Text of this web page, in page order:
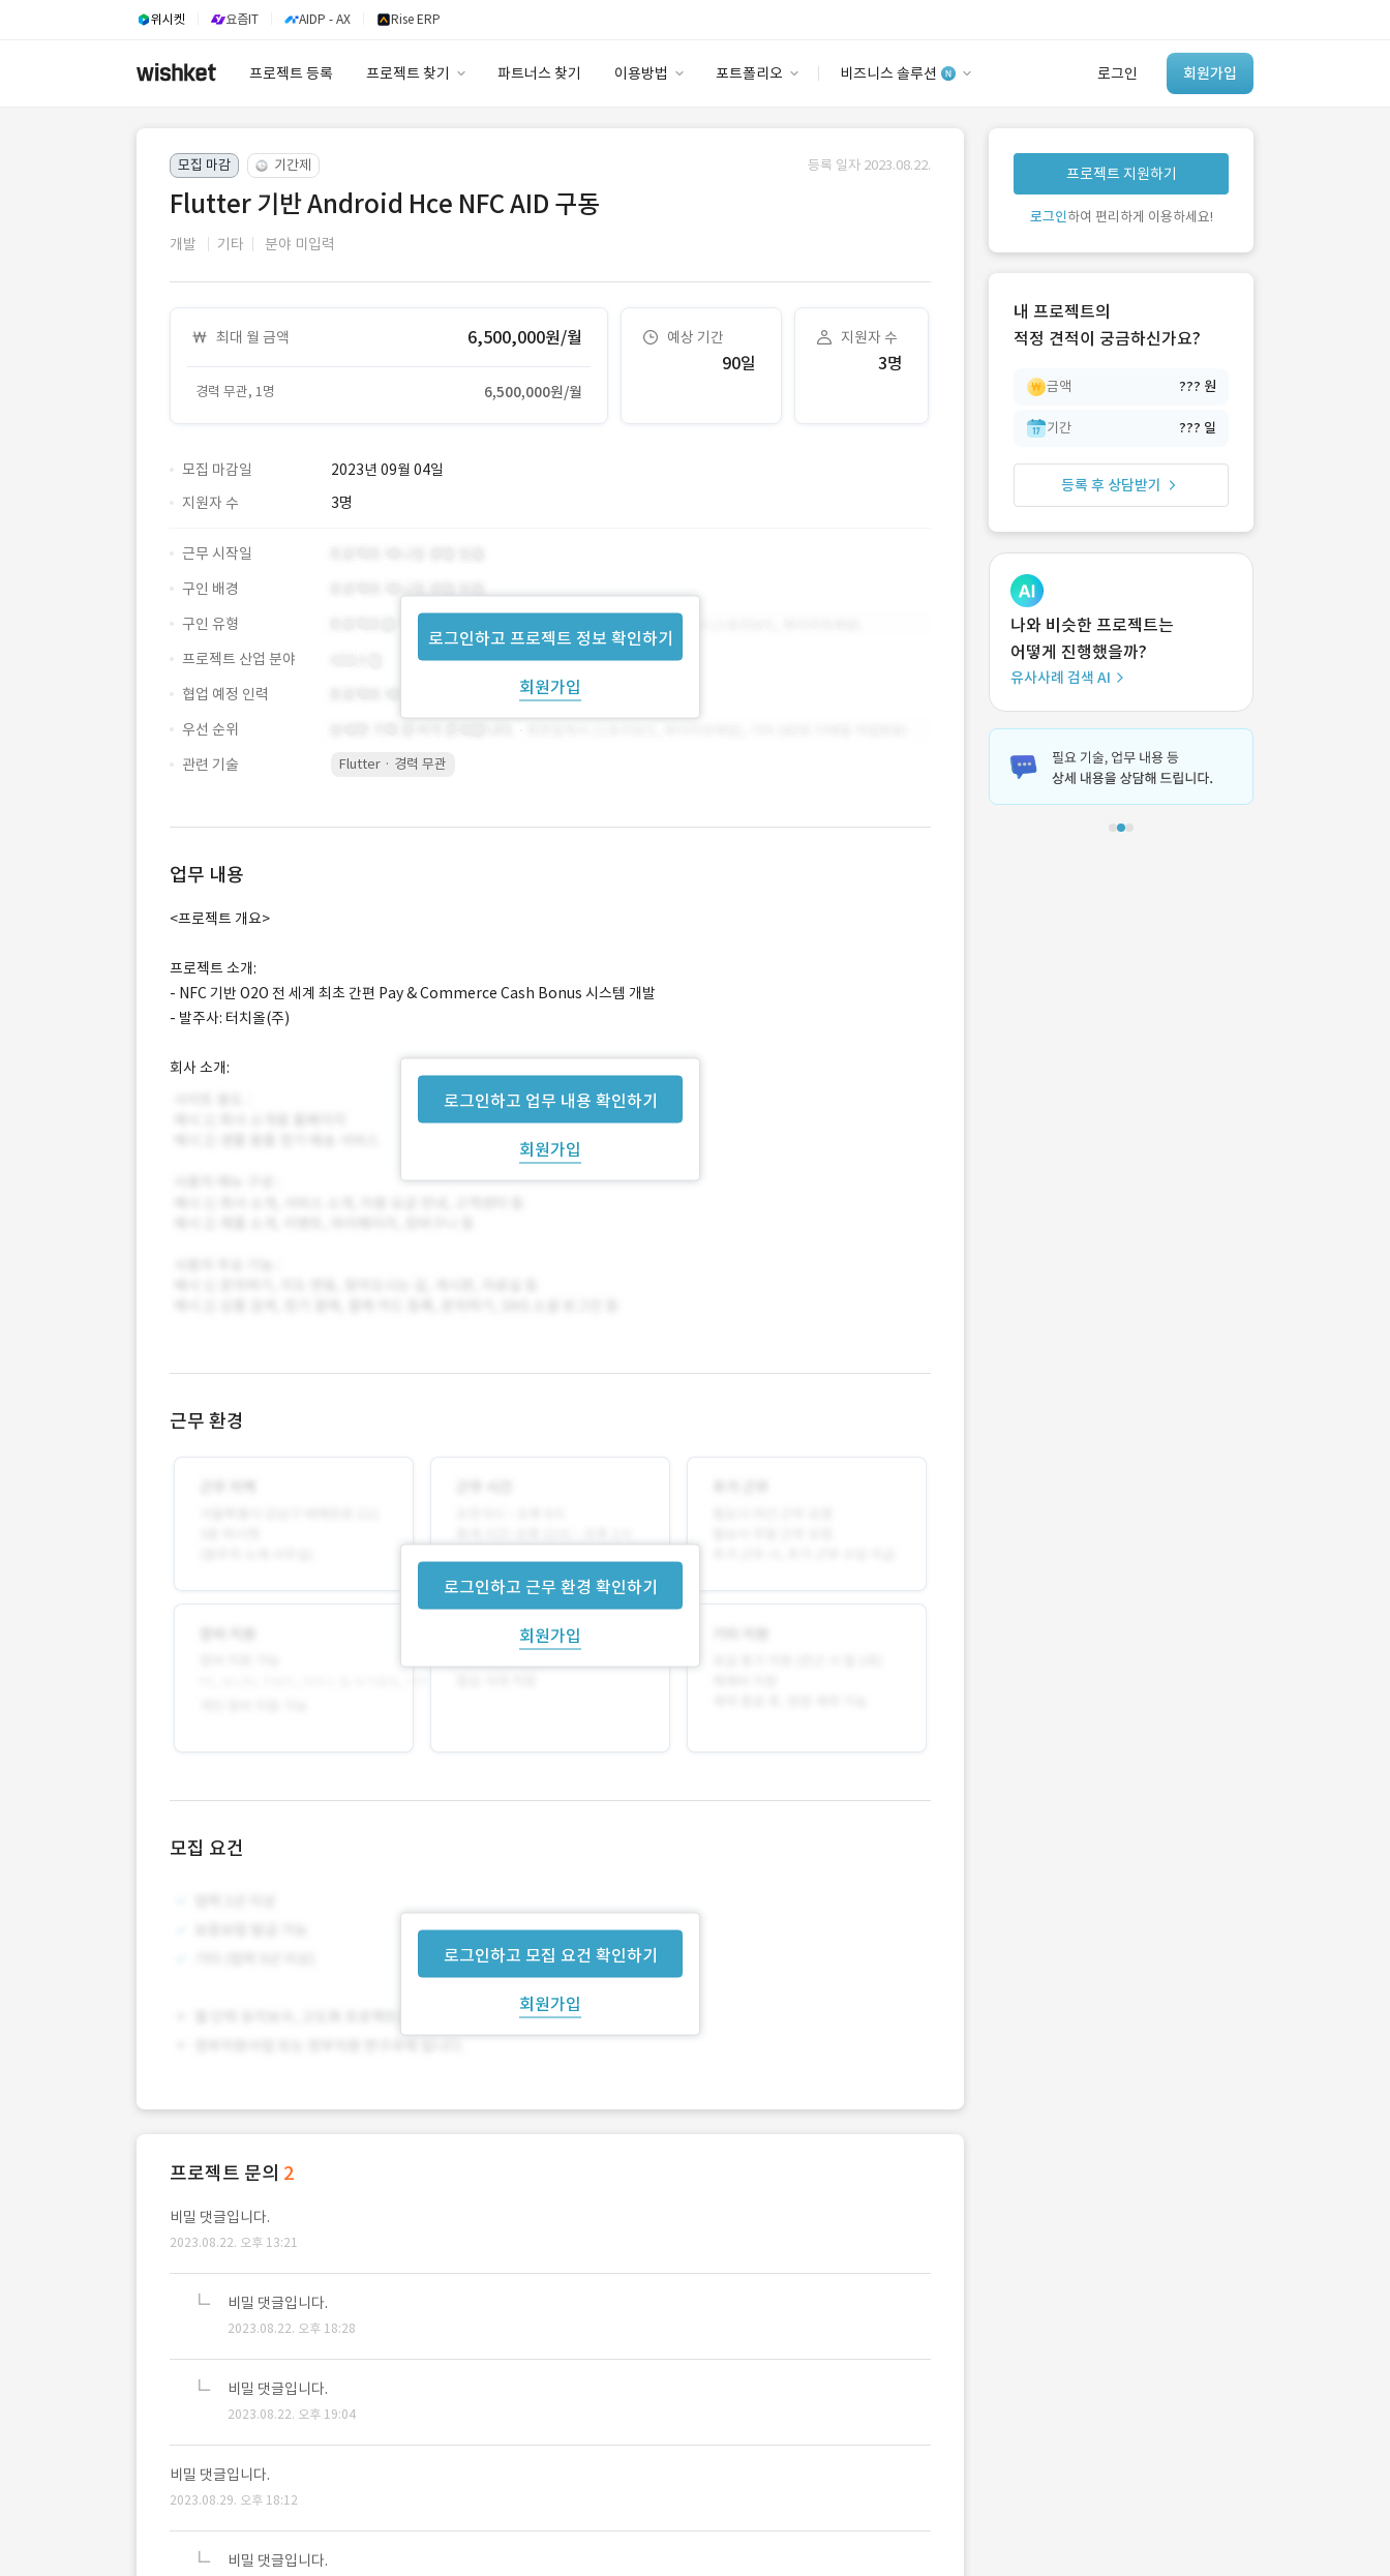
위시켓 요즘IT AIDP - AX Rise ERP
프로젝트 등록 프로젝트 찾기 파트너스 찾기 이용방법 포트폴리오 비즈니스 솔루션 로그인 회원가입
안심 코드 케어
유사사례 검색 AI
‘이런 거’ 만들어본
개발 회사 있어?
모집 마감 기간제 등록 일자 2023.08.22.
Flutter 기반 Android Hce NFC AID 구동
개발 기타 분야 미입력
최대 월 금액 6,500,000원/월
경력 무관, 1명 6,500,000원/월
예상 기간
90일
지원자 수
3명
모집 마감일
2023년 09월 04일
지원자 수
3명
로그인하고 프로젝트 정보 확인하기
회원가입
근무 시작일
구인 배경
구인 유형
프로젝트 산업 분야
협업 예정 인력
우선 순위
관련 기술
Flutter · 경력 무관
업무 내용
로그인하고 업무 내용 확인하기
회원가입
<프로젝트 개요>
프로젝트 소개:
- NFC 기반 O2O 전 세계 최초 간편 Pay & Commerce Cash Bonus 시스템 개발
- 발주사: 터치올(주)
회사 소개:
근무 환경
로그인하고 근무 환경 확인하기
회원가입
모집 요건
로그인하고 모집 요건 확인하기
회원가입
프로젝트 문의 2
비밀 댓글입니다.
2023.08.22. 오후 13:21
비밀 댓글입니다.
2023.08.22. 오후 18:28
비밀 댓글입니다.
2023.08.22. 오후 19:04
비밀 댓글입니다.
2023.08.29. 오후 18:12
비밀 댓글입니다.
프로젝트 지원하기
로그인하여 편리하게 이용하세요!
내 프로젝트의
적정 견적이 궁금하신가요?
금액 ??? 원
기간 ??? 일
등록 후 상담받기
나와 비슷한 프로젝트는
어떻게 진행했을까?
유사사례 검색 AI